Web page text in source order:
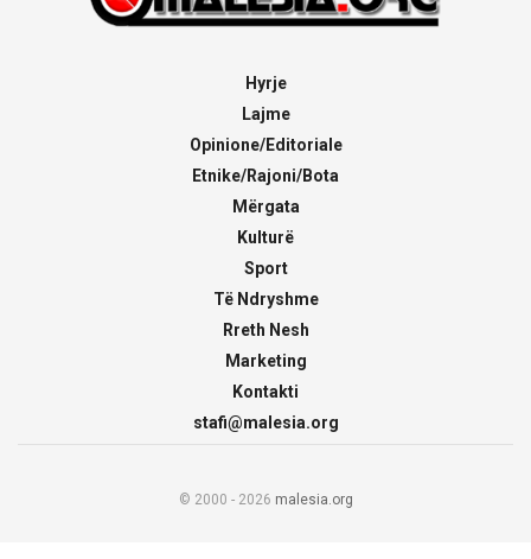
Hyrje
Lajme
Opinione/Editoriale
Etnike/Rajoni/Bota
Mërgata
Kulturë
Sport
Të Ndryshme
Rreth Nesh
Marketing
Kontakti
stafi@malesia.org
© 2000 - 2026 malesia.org